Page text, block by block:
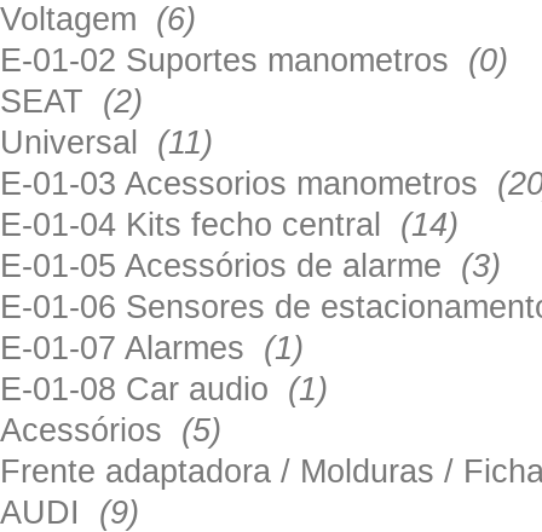
Voltagem (6)
E-01-02 Suportes manometros (0)
SEAT (2)
Universal (11)
E-01-03 Acessorios manometros
E-01-04 Kits fecho central (14)
E-01-05 Acessórios de alarme (3)
E-01-06 Sensores de
E-01-07 Alarmes (1)
E-01-08 Car audio (1)
Acessórios (5)
Frente adaptadora / Molduras /
AUDI (9)